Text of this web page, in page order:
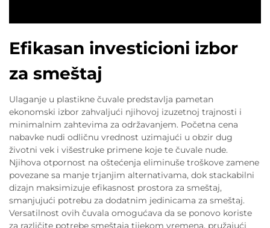
Efikasan investicioni izbor
za smeštaj
Ulaganje u plastikne čuvale predstavlja pametan
ekonomski izbor zahvaljući njihovoj izuzetnoj trajnosti i
minimalnim zahtevima za održavanjem. Početna cena
nabavke nudi odličnu vrednost uzimajući u obzir dug
životni vek i višestruke primene koje te čuvale nude.
Njihova otpornost na oštećenja eliminuše troškove zamene
povezane sa manje trjanjim alternativama, dok stackabilni
dizajn maksimizuje efikasnost prostora za smeštaj,
smanjujući potrebu za dodatnim jedinicama za smeštaj.
Versatilnost ovih čuvala omogućava da se ponovo koriste
za različite potrebe smeštaja tijekom vremena, pružajući